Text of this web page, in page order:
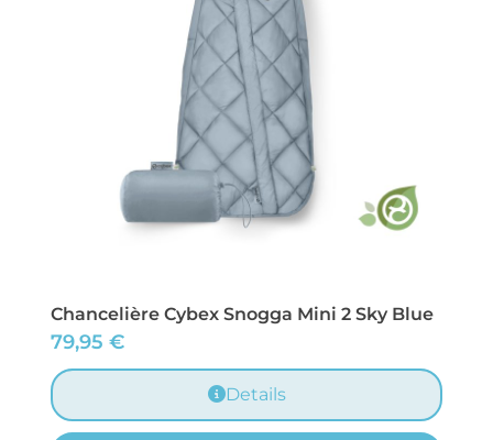
Chancelière Cybex Snogga Mini 2 Sky Blue
79,95 €
Details